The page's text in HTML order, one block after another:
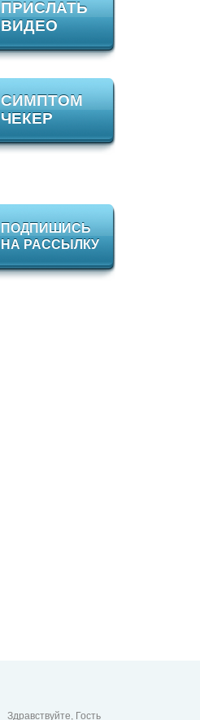
ПРИСЛАТЬ
ВИДЕО
СИМПТОМ
ЧЕКЕР
ПОДПИШИСЬ
НА РАССЫЛКУ
Здравствуйте, Гость